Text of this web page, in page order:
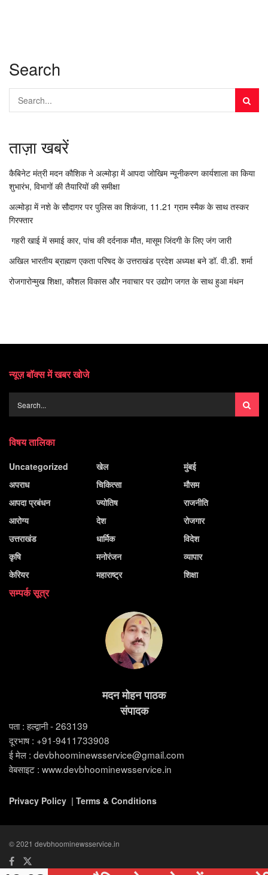
Search
ताज़ा खबरें
कैबिनेट मंत्री मदन कौशिक ने अल्मोड़ा में आपदा जोखिम न्यूनीकरण कार्यशाला का किया
शुभारंभ, विभागों की तैयारियों की समीक्षा
अल्मोड़ा में नशे के सौदागर पर पुलिस का शिकंजा, 11.21 ग्राम स्मैक के साथ तस्कर
गिरफ्तार
गहरी खाई में समाई कार, पांच की दर्दनाक मौत, मासूम जिंदगी के लिए जंग जारी
अखिल भारतीय ब्राह्मण एकता परिषद के उत्तराखंड प्रदेश अध्यक्ष बने डॉ. वी.डी. शर्मा
रोजगारोन्मुख शिक्षा, कौशल विकास और नवाचार पर उद्योग जगत के साथ हुआ मंथन
न्यूज़ बॉक्स में खबर खोजे
विषय तालिका
Uncategorized
अपराध
आपदा प्रबंधन
आरोग्य
उत्तराखंड
कृषि
केरियर
खेल
चिकित्सा
ज्योतिष
देश
धार्मिक
मनोरंजन
महाराष्ट्र
मुंबई
मौसम
राजनीति
रोजगार
विदेश
व्यापार
शिक्षा
सम्पर्क सूत्र
मदन मोहन पाठक
संपादक
पता : हल्द्वानी - 263139
दूरभाष : +91-9411733908
ई मेल : devbhoominewsservice@gmail.com
वेबसाइट : www.devbhoominewsservice.in
Privacy Policy | Terms & Conditions
© 2021 devbhoominewsservice.in